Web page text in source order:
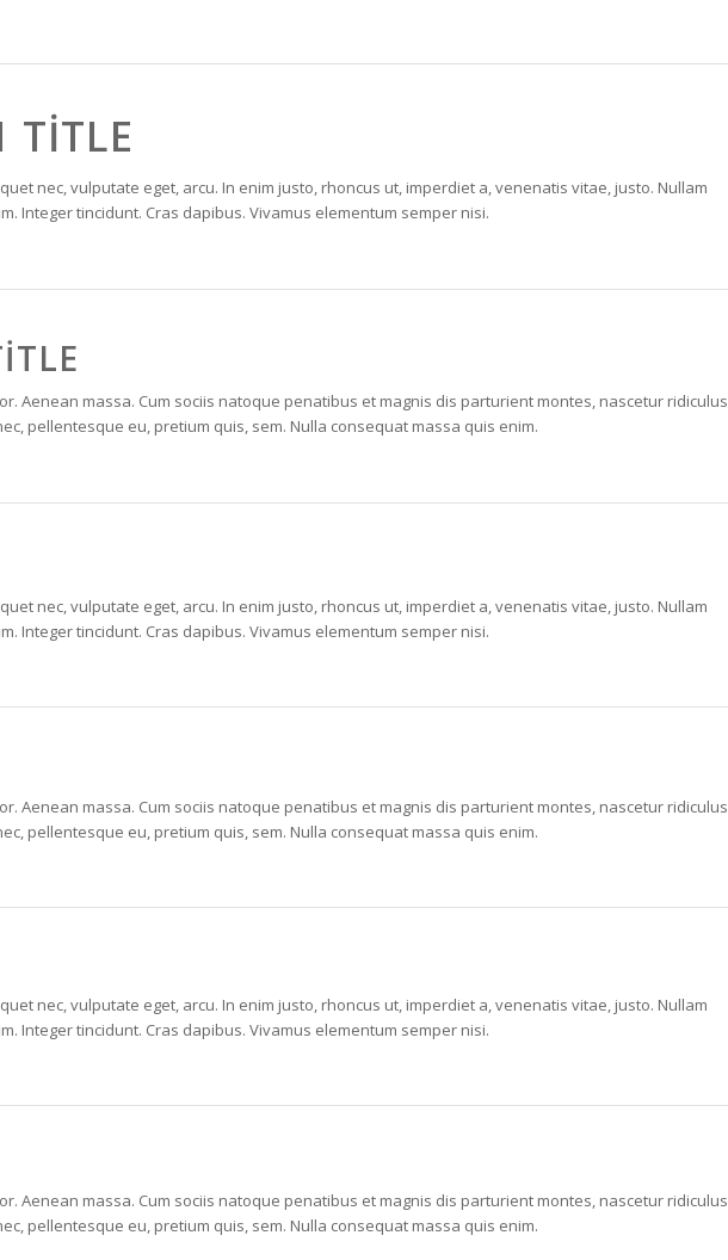
TITLE
nec, vulputate eget, arcu. In enim justo, rhoncus ut, imperdiet a, venenatis vitae, justo. Nullam
Integer tincidunt. Cras dapibus. Vivamus elementum semper nisi.
Aenean massa. Cum sociis natoque penatibus et magnis dis parturient montes, nascetur ridiculus
pellentesque eu, pretium quis, sem. Nulla consequat massa quis enim.
nec, vulputate eget, arcu. In enim justo, rhoncus ut, imperdiet a, venenatis vitae, justo. Nullam
Integer tincidunt. Cras dapibus. Vivamus elementum semper nisi.
Aenean massa. Cum sociis natoque penatibus et magnis dis parturient montes, nascetur ridiculus
pellentesque eu, pretium quis, sem. Nulla consequat massa quis enim.
nec, vulputate eget, arcu. In enim justo, rhoncus ut, imperdiet a, venenatis vitae, justo. Nullam
Integer tincidunt. Cras dapibus. Vivamus elementum semper nisi.
Aenean massa. Cum sociis natoque penatibus et magnis dis parturient montes, nascetur ridiculus
pellentesque eu, pretium quis, sem. Nulla consequat massa quis enim.